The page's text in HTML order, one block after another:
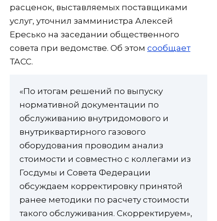
расценок, выставляемых поставщиками
услуг, уточнил замминистра Алексей
Ересько на заседании общественного
совета при ведомстве. Об этом сообщает
ТАСС.
«По итогам решений по выпуску
нормативной документации по
обслуживанию внутридомового и
внутриквартирного газового
оборудования проводим анализ
стоимости и совместно с коллегами из
Госдумы и Совета Федерации
обсуждаем корректировку принятой
ранее методики по расчету стоимости
такого обслуживания. Скорректируем»,